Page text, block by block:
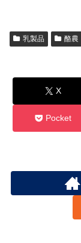
乳製品 酪農
X
Pocket